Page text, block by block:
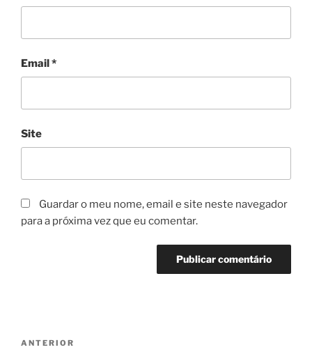
Email*
Site
Guardar o meu nome, email e site neste navegador
para a próxima vez que eu comentar.
Navegação
Conteúdo
ANTERIOR